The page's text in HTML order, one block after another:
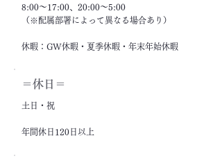
8:00～17:00、20:00～5:00
（※配属部署によって異なる場合あり）
休暇：GW休暇・夏季休暇・年末年始休暇
＝休日＝
土日・祝
年間休日120日以上